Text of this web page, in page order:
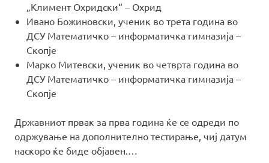
„Климент Охридски“ – Охрид
Ивано Божиновски, ученик во трета година во
ДСУ Математичко – информатичка гимназија –
Скопје
Марко Митевски, ученик во четврта година во
ДСУ Математичко – информатичка гимназија –
Скопје
Државниот првак за прва година ќе се одреди по
одржување на дополнително тестирање, чиј датум
наскоро ќе биде објавен.…